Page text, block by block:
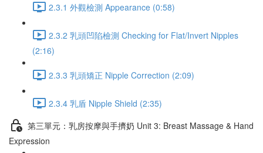
2.3.1 外觀檢測 Appearance (0:58)
2.3.2 乳頭凹陷檢測 Checking for Flat/Invert Nipples
(2:16)
2.3.3 乳頭矯正 Nipple Correction (2:09)
2.3.4 乳盾 Nipple Shield (2:35)
第三單元：乳房按摩與手擠奶 Unit 3: Breast Massage & Hand
Expression